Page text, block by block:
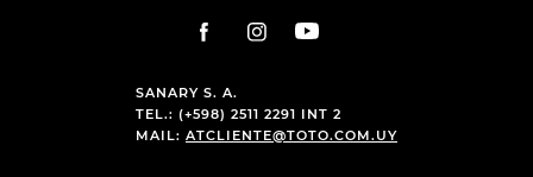
SANARY S. A.
TEL.: (+598) 2511 2291 INT 2
MAIL: ATCLIENTE@TOTO.COM.UY